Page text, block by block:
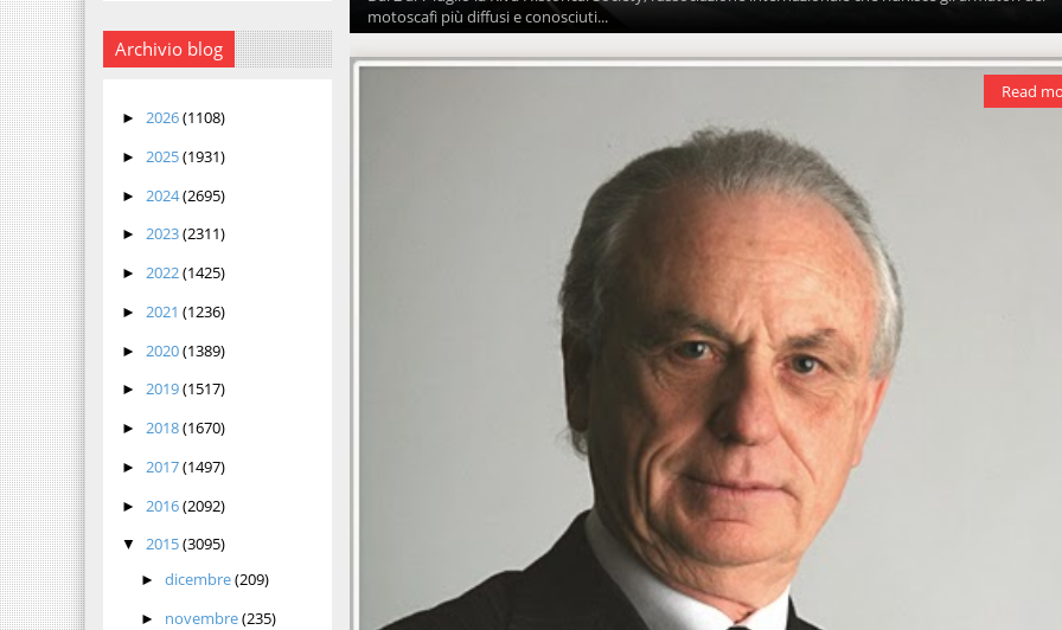
Archivio blog
► 2026(1108)
► 2025(1931)
► 2024(2695)
► 2023(2311)
► 2022(1425)
► 2021 (1236)
► 2020(1389)
► 2019(1517)
► 2018(1670)
► 2017(1497)
► 2016(2092)
▼ 2015(3095)
► dicembre(209)
► novembre(235)
motoscafi più diffusi e conosciuti...
Read